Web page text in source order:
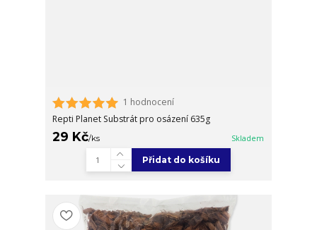
1 hodnocení
Repti Planet Substrát pro osázení 635g
29 Kč/ks Skladem
Přidat do košíku